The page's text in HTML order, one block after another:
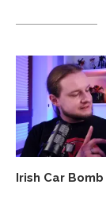
Irish Car Bomb